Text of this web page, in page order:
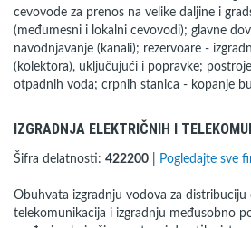
cevovode za prenos na velike daljine i
(međumesni i lokalni cevovodi); glavne
navodnjavanje (kanali); rezervoare -
(kolektora), uključujući i popravke;
otpadnih voda; crpnih stanica - kopanje
IZGRADNJA ELEKTRIČNIH I
Šifra delatnosti: 422200 Pogledajte sve
Obuhvata izgradnju vodova za distribuciju
telekomunikacija i izgradnju međusobno